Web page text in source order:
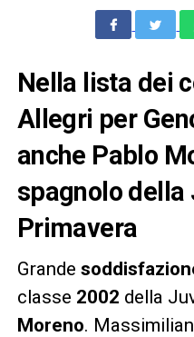
Nella lista dei
Allegri per
anche Pablo
spagnolo della
Primavera
Grande
classe 2002 della
Moreno.